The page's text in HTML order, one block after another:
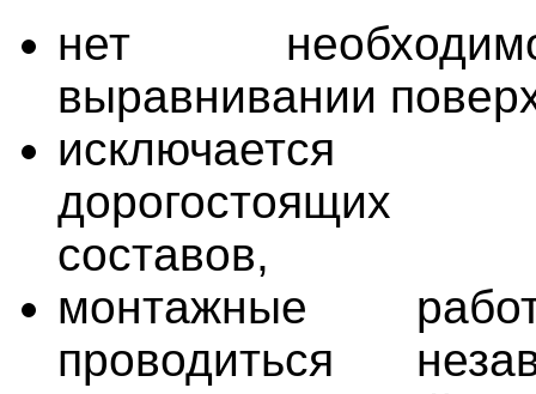
нет
выравнивании
исключается
составов,
монтажные
проводиться